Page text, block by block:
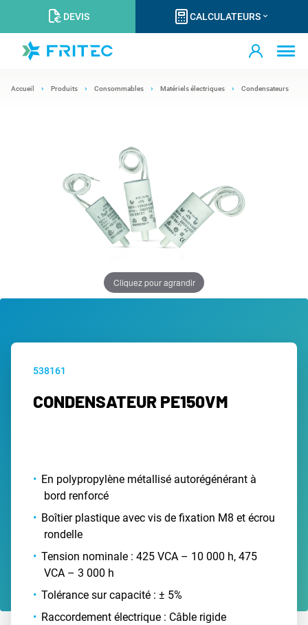
DEVIS CALCULATEURS
Accueil Produits Consommables Matériels électriques Condensateurs
Cliquez pour agrandir
538161
CONDENSATEUR PE150VM
En polypropylène métallisé autorégénérant à
bord renforcé
Boîtier plastique avec vis de fixation M8 et écrou
rondelle
Tension nominale : 425 VCA – 10 000 h, 475
VCA – 3 000 h
Tolérance sur capacité : ± 5%
Raccordement électrique : Câble rigide